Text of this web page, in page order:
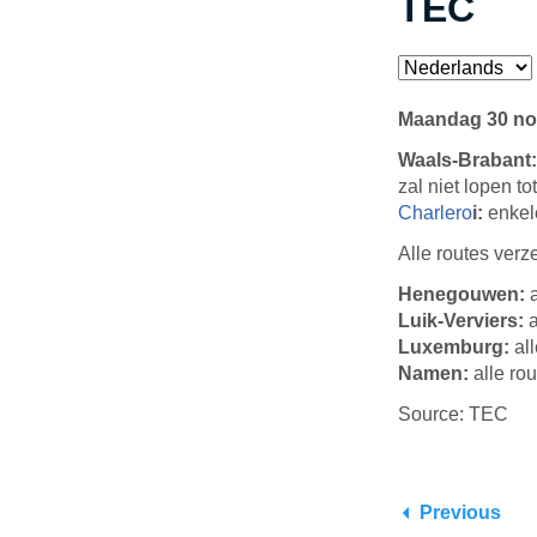
TEC
Maandag 30
Waals-Brabant:
zal niet lopen
Charleroi:
Alle routes
Henegouwen:
Luik-Verviers:
Luxemburg:
Namen: alle
Source: TEC
Previous